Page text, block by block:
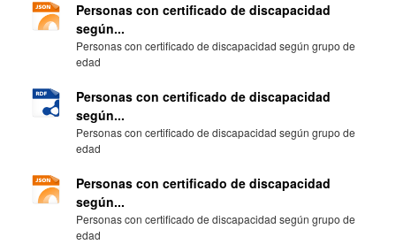
Personas con certificado de discapacidad
según...
Personas con certificado de discapacidad según grupo de
edad
Personas con certificado de discapacidad
según...
Personas con certificado de discapacidad según grupo de
edad
Personas con certificado de discapacidad
según...
Personas con certificado de discapacidad según grupo de
edad